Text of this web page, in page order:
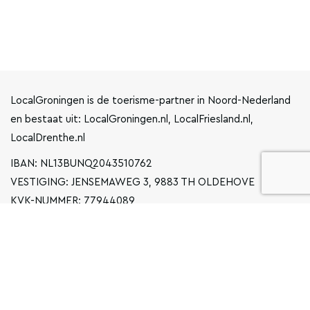
LocalGroningen is de toerisme-partner in Noord-Nederland
en bestaat uit: LocalGroningen.nl, LocalFriesland.nl,
LocalDrenthe.nl
IBAN: NL13BUNQ2043510762
VESTIGING: JENSEMAWEG 3, 9883 TH OLDEHOVE
KVK-NUMMER: 77944089